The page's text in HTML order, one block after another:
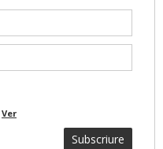
Ver
Subscriure